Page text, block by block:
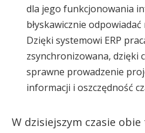
dla jego funkcjonowania
błyskawicznie
Dzięki systemowi ERP
zsynchronizowana, dzięki
sprawne prowadzenie
informacji i oszczędność
W dzisiejszym czasie